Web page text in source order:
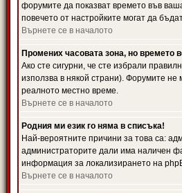
форумите да показват времето във
повечето от настройките могат да
Върнете се в началото
Промених часовата зона, но времето
Ако сте сигурни, че сте избрали
използва в някой страни). Форумите не
реалното местно време.
Върнете се в началото
Родния ми език го няма в списъка!
Най-вероятните причини за това са:
администраторите дали има наличен
информация за локализирането на
Върнете се в началото